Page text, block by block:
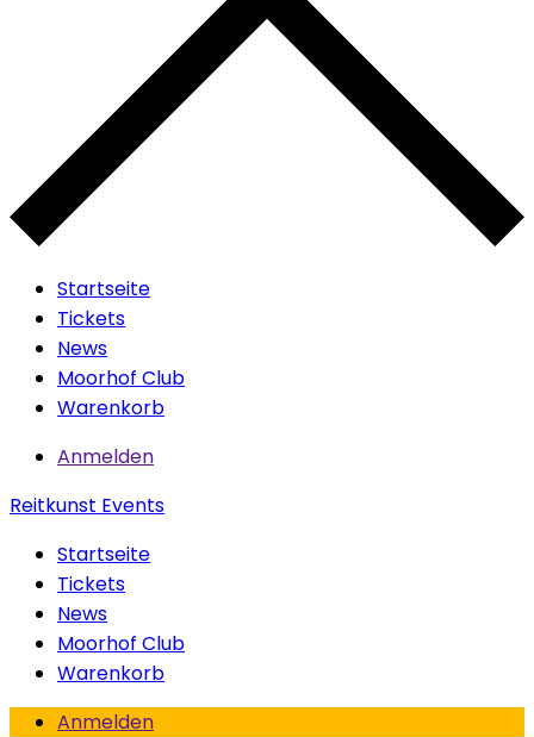
Startseite
Tickets
News
Moorhof Club
Warenkorb
Anmelden
Reitkunst Events
Startseite
Tickets
News
Moorhof Club
Warenkorb
Anmelden